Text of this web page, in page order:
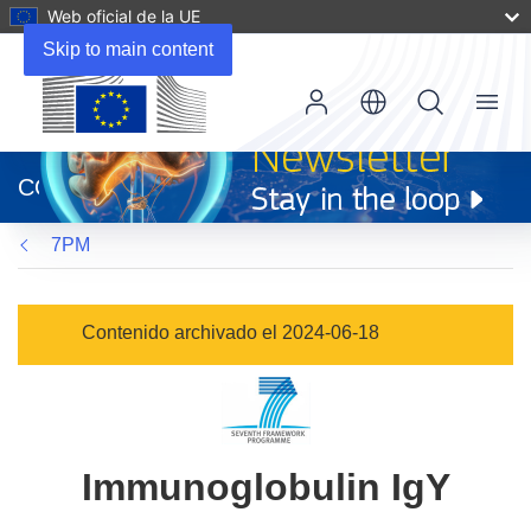
Skip to main content
Web oficial de la UE
abrirá
en
una
nueva
ventana)
CORDIS
Menu
7PM
Contenido archivado el 2024-06-18
Immunoglobulin IgY